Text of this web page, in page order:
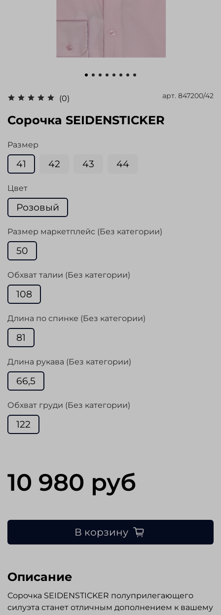
(0) арт. 847200/42
Сорочка SEIDENSTICKER
Размер
41 42 43 44
Цвет
Розовый
Размер маркетплейс (Без категории)
50
Обхват талии (Без категории)
108
Длина по спинке (Без категории)
81
Длина рукава (Без категории)
66,5
Обхват груди (Без категории)
122
10 980 руб
В корзину
Описание
Сорочка SEIDENSTICKER полуприлегающего
силуэта станет отличным дополнением к вашему